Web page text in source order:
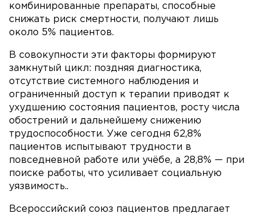
комбинированные препараты, способные
снижать риск смертности, получают лишь
около 5% пациентов.
В совокупности эти факторы формируют
замкнутый цикл: поздняя диагностика,
отсутствие системного наблюдения и
ограниченный доступ к терапии приводят к
ухудшению состояния пациентов, росту числа
обострений и дальнейшему снижению
трудоспособности. Уже сегодня 62,8%
пациентов испытывают трудности в
повседневной работе или учёбе, а 28,8% — при
поиске работы, что усиливает социальную
уязвимость..
Всероссийский союз пациентов предлагает